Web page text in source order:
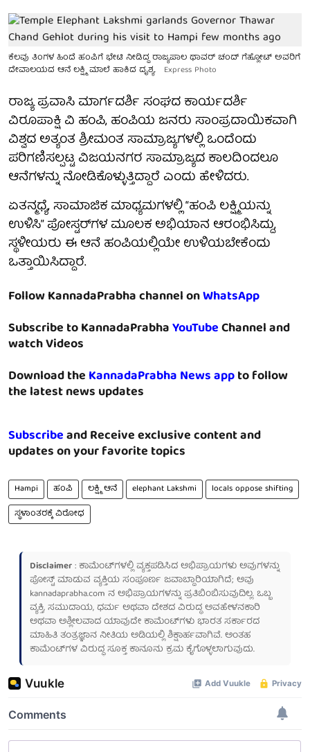
ಕೆಲವು ತಿಂಗಳ ಹಿಂದೆ ಹಂಪಿಗೆ ಭೇಟಿ ನೀಡಿದ್ದ ರಾಜ್ಯಪಾಲ ಥಾವರ್ ಚಂದ್ ಗೆಹ್ಲೋಟ್ ಅವರಿಗೆ
ದೇವಾಲಯದ ಆನೆ ಲಕ್ಷ್ಮಿ ಮಾಲೆ ಹಾಕಿದ ದೃಶ್ಯ.
Express Photo
ರಾಜ್ಯ ಪ್ರವಾಸಿ ಮಾರ್ಗದರ್ಶಿ ಸಂಘದ ಕಾರ್ಯದರ್ಶಿ
ವಿರೂಪಾಕ್ಷಿ ವಿ ಹಂಪಿ, ಹಂಪಿಯ ಜನರು ಸಾಂಪ್ರದಾಯಿಕವಾಗಿ
ವಿಶ್ವದ ಅತ್ಯಂತ ಶ್ರೀಮಂತ ಸಾಮ್ರಾಜ್ಯಗಳಲ್ಲಿ ಒಂದೆಂದು
ಪರಿಗಣಿಸಲ್ಪಟ್ಟ ವಿಜಯನಗರ ಸಾಮ್ರಾಜ್ಯದ ಕಾಲದಿಂದಲೂ
ಆನೆಗಳನ್ನು ನೋಡಿಕೊಳ್ಳುತ್ತಿದ್ದಾರೆ ಎಂದು ಹೇಳಿದರು.
ಏತನ್ಮಧ್ಯೆ, ಸಾಮಾಜಿಕ ಮಾಧ್ಯಮಗಳಲ್ಲಿ “ಹಂಪಿ ಲಕ್ಷ್ಮಿಯನ್ನು
ಉಳಿಸಿ” ಪೋಸ್ಟರ್‌ಗಳ ಮೂಲಕ ಅಭಿಯಾನ ಆರಂಭಿಸಿದ್ದು,
ಸ್ಥಳೀಯರು ಈ ಆನೆ ಹಂಪಿಯಲ್ಲಿಯೇ ಉಳಿಯಬೇಕೆಂದು
ಒತ್ತಾಯಿಸಿದ್ದಾರೆ.
Follow KannadaPrabha channel onWhatsApp
Subscribe to KannadaPrabhaYouTubeChannel and
watch Videos
Download theKannadaPrabha News appto follow
the latest news updates
Subscribeand Receive exclusive content and
updates on your favorite topics
Hampi ಹಂಪಿ ಲಕ್ಷ್ಮಿ ಆನೆ elephant Lakshmi
locals oppose shifting
ಸ್ಥಳಾಂತರಕ್ಕೆ ವಿರೋಧ
Disclaimer: ಕಾಮೆಂಟ್‌ಗಳಲ್ಲಿ ವ್ಯಕ್ತಪಡಿಸಿದ ಅಭಿಪ್ರಾಯಗಳು ಅವುಗಳನ್ನು
ಪೋಸ್ಟ್ ಮಾಡುವ ವ್ಯಕ್ತಿಯ ಸಂಪೂರ್ಣ ಜವಾಬ್ದಾರಿಯಾಗಿದೆ; ಅವು
kannadaprabha.com ನ ಅಭಿಪ್ರಾಯಗಳನ್ನು ಪ್ರತಿಬಿಂಬಿಸುವುದಿಲ್ಲ. ಒಬ್ಬ
ವ್ಯಕ್ತಿ, ಸಮುದಾಯ, ಧರ್ಮ ಅಥವಾ ದೇಶದ ವಿರುದ್ಧ ಅವಹೇಳನಕಾರಿ
ಅಥವಾ ಅಶ್ಲೀಲವಾದ ಯಾವುದೇ ಕಾಮೆಂಟ್‌ಗಳು ಭಾರತ ಸರ್ಕಾರದ
ಮಾಹಿತಿ ತಂತ್ರಜ್ಞಾನ ನೀತಿಯ ಅಡಿಯಲ್ಲಿ ಶಿಕ್ಷಾರ್ಹವಾಗಿವೆ. ಅಂತಹ
ಕಾಮೆಂಟ್‌ಗಳ ವಿರುದ್ಧ ಸೂಕ್ತ ಕಾನೂನು ಕ್ರಮ ಕೈಗೊಳ್ಳಲಾಗುವುದು.